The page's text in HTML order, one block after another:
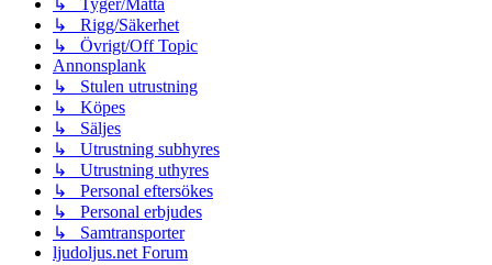
↳ Tyger/Matta
↳ Rigg/Säkerhet
↳ Övrigt/Off Topic
Annonsplank
↳ Stulen utrustning
↳ Köpes
↳ Säljes
↳ Utrustning subhyres
↳ Utrustning uthyres
↳ Personal eftersökes
↳ Personal erbjudes
↳ Samtransporter
ljudoljus.net Forum